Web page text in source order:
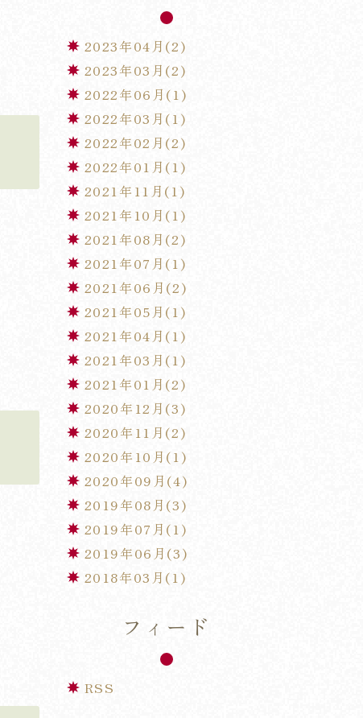
2023年04月(2)
2023年03月(2)
2022年06月(1)
2022年03月(1)
2022年02月(2)
2022年01月(1)
2021年11月(1)
2021年10月(1)
2021年08月(2)
2021年07月(1)
2021年06月(2)
2021年05月(1)
2021年04月(1)
2021年03月(1)
2021年01月(2)
2020年12月(3)
2020年11月(2)
2020年10月(1)
2020年09月(4)
2019年08月(3)
2019年07月(1)
2019年06月(3)
2018年03月(1)
フィード
RSS